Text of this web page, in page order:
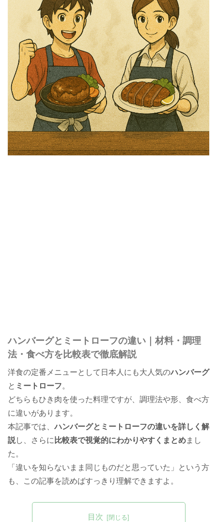
ハンバーグとミートローフの違い｜材料・調理
法・食べ方を比較表で徹底解説
洋食の定番メニューとして日本人にも大人気のハンバーグ
と ミートローフ。
どちらもひき肉を使った料理ですが、調理法や形、食べ方
に違いがあります。
本記事では、ハンバーグとミートローフの違いを詳しく解
説し、さらに 比較表で視覚的にわかりやすくまとめまし
た。
「違いを知らないまま同じものだと思っていた」という方
も、この記事を読めばすっきり理解できますよ。
目次